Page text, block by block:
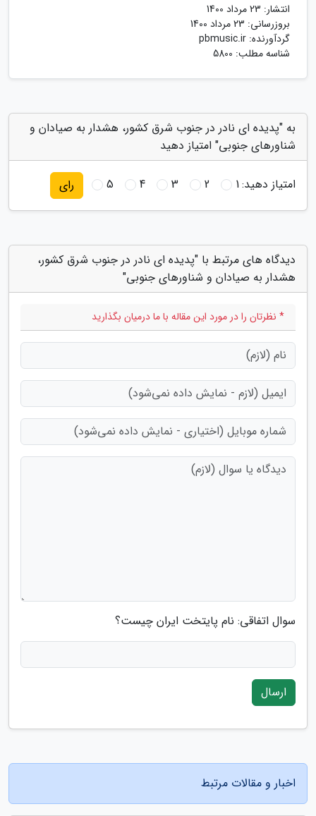
انتشار: 23 مرداد 1400
بروزرسانی: 23 مرداد 1400
گردآورنده: pbmusic.ir
شناسه مطلب: 5800
به "پدیده ای نادر در جنوب شرق کشور، هشدار به صیادان و
شناورهای جنوبی" امتیاز دهید
امتیاز دهید:1
2
3
4
5 رای
دیدگاه های مرتبط با "پدیده ای نادر در جنوب شرق کشور،
هشدار به صیادان و شناورهای جنوبی"
* نظرتان را در مورد این مقاله با ما درمیان بگذارید
سوال اتفاقی: نام پایتخت ایران چیست؟
ارسال
اخبار و مقالات مرتبط